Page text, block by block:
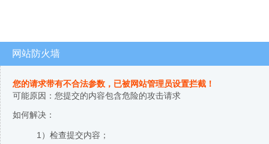
网站防火墙
您的请求带有不合法参数，已被网站管理员设置拦截！
可能原因：您提交的内容包含危险的攻击请求
如何解决：
1）检查提交内容；